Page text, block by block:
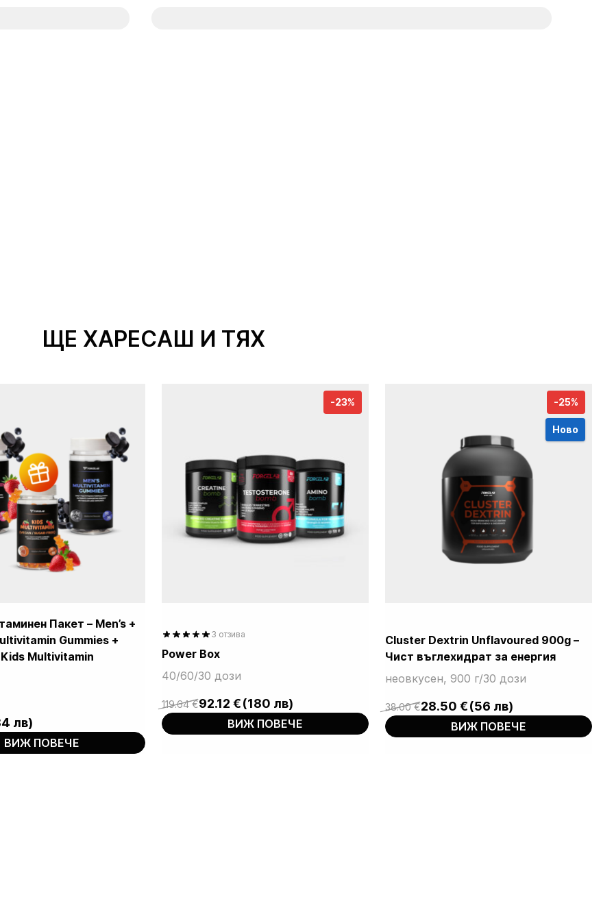
ЩЕ ХАРЕСАШ И ТЯХ
Пакет – Men’s +
Gummies +
Multivitamin
лв)
ВИЖ ПОВЕЧЕ
-23%
based on
customer
ratings
3 отзива
Power Box
40/60/30 дози
119.64€
Original
price
92.12 €
Current
price
(180 лв)
ВИЖ ПОВЕЧЕ
Ново
-25%
Cluster Dextrin Unflavoured 900g –
Чист въглехидрат за енергия
неовкусен, 900 г/30 дози
38.00€
Original
price
28.50 €
Current
price
(56 лв)
ВИЖ ПОВЕЧЕ